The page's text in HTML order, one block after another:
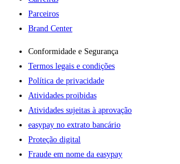
Parceiros
Brand Center
Conformidade e Segurança
Termos legais e condições
Política de privacidade
Atividades proibidas
Atividades sujeitas à aprovação
easypay no extrato bancário
Proteção digital
Fraude em nome da easypay